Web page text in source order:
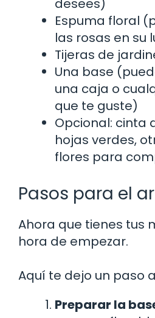
Espuma floral
las rosas en su
Tijeras de
Una base
una caja o
que te guste)
Opcional: cinta
hojas verdes,
flores para
Pasos para el
Ahora que tienes tus
hora de empezar.
Aquí te dejo un paso
Preparar la